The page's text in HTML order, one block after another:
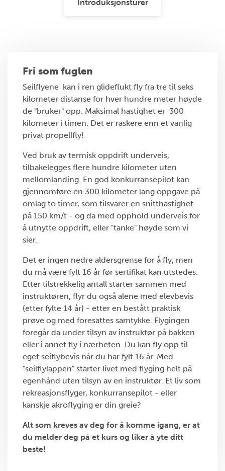
Introduksjonsturer
Fri som fuglen
Seilflyene kan i ren glideflukt fly fra tre til seks
kilometer distanse for hver hundre meter høyde
de "bruker" opp. Maksimal hastighet er 300
kilometer i timen. Det er raskere enn et vanlig
privat propellfly!
Ved bruk av termisk oppdrift underveis,
tilbakelegges flere hundre kilometer uten
mellomlanding. En god konkurransepilot kan
gjennomføre en 300 kilometer lang oppgave på
omlag to timer, som tilsvarer en snitthastighet
på 150 km/t - og da med opphold underveis for
å utnytte oppdrift, eller "tanke" høyde som vi
sier.
Det er ingen nedre aldersgrense for å fly, men
du må være fylt 16 år før sertifikat kan utstedes.
Etter tilstrekkelig antall starter sammen med
instruktøren, flyr du også alene med elevbevis
(etter fylte 14 år) - etter en bestått praktisk
prøve og med foresattes samtykke. Flygingen
foregår da under tilsyn av instruktør på bakken
eller i annet fly i nærheten. Du kan fly opp til
eget seiflybevis når du har fylt 16 år. Med
"seilflylappen" starter livet med flyging helt på
egenhånd uten tilsyn av en instruktør. Et liv som
rekreasjonsflyger, konkurransepilot - eller
kanskje akroflyging er din greie?
Alt som kreves av deg for å komme igang, er at
du melder deg på et kurs og liker å yte ditt
beste!